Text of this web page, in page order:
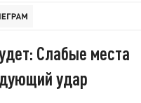
Слабые места
удар